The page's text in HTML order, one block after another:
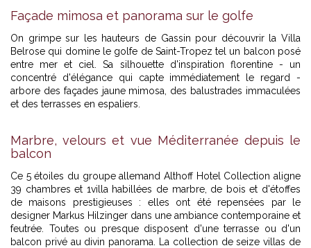
Façade mimosa et panorama sur le golfe
On grimpe sur les hauteurs de Gassin pour découvrir la Villa
Belrose qui domine le golfe de Saint-Tropez tel un balcon posé
entre mer et ciel. Sa silhouette d'inspiration florentine - un
concentré d'élégance qui capte immédiatement le regard -
arbore des façades jaune mimosa, des balustrades immaculées
et des terrasses en espaliers.
Marbre, velours et vue Méditerranée depuis le
balcon
Ce 5 étoiles du groupe allemand Althoff Hotel Collection aligne
39 chambres et 1villa habillées de marbre, de bois et d'étoffes
de maisons prestigieuses : elles ont été repensées par le
designer Markus Hilzinger dans une ambiance contemporaine et
feutrée. Toutes ou presque disposent d'une terrasse ou d'un
balcon privé au divin panorama. La collection de seize villas de